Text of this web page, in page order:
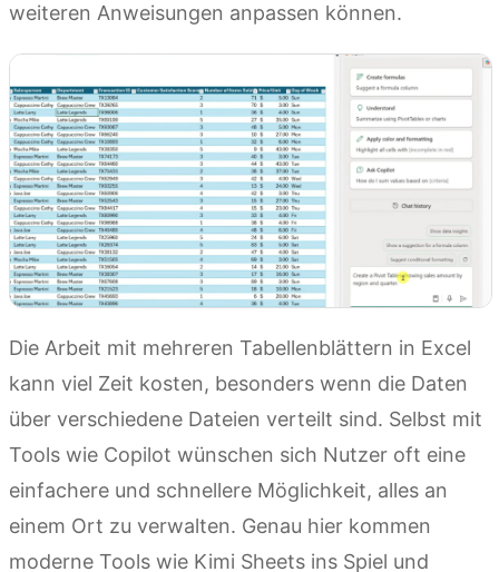
weiteren Anweisungen anpassen können.
Die Arbeit mit mehreren Tabellenblättern in Excel
kann viel Zeit kosten, besonders wenn die Daten
über verschiedene Dateien verteilt sind. Selbst mit
Tools wie Copilot wünschen sich Nutzer oft eine
einfachere und schnellere Möglichkeit, alles an
einem Ort zu verwalten. Genau hier kommen
moderne Tools wie Kimi Sheets ins Spiel und